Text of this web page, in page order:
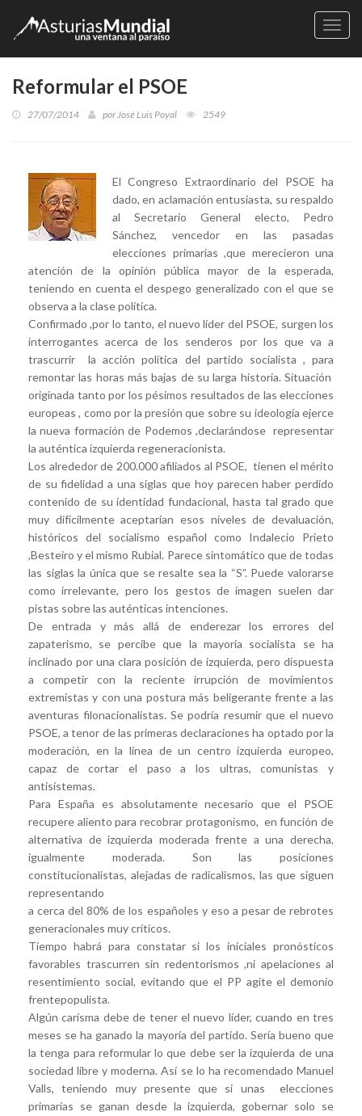
Reformular el PSOE
27/07/2014 porJosé Luis Poyal 2549
El Congreso Extraordinario del PSOE ha
dado, en aclamación entusiasta, su respaldo
al Secretario General electo, Pedro
Sánchez, vencedor en las pasadas
elecciones primarias ,que merecieron una
atención de la opinión pública mayor de la esperada,
teniendo en cuenta el despego generalizado con el que se
observa a la clase política.
Confirmado ,por lo tanto, el nuevo líder del PSOE, surgen los
interrogantes acerca de los senderos por los que va a
trascurrir la acción política del partido socialista , para
remontar las horas más bajas de su larga historia. Situación
originada tanto por los pésimos resultados de las elecciones
europeas , como por la presión que sobre su ideología ejerce
la nueva formación de Podemos ,declarándose representar
la auténtica izquierda regeneracionista.
Los alrededor de 200.000 afiliados al PSOE, tienen el mérito
de su fidelidad a una siglas que hoy parecen haber perdido
contenido de su identidad fundacional, hasta tal grado que
muy difícilmente aceptarían esos niveles de devaluación,
históricos del socialismo español como Indalecio Prieto
,Besteiro y el mismo Rubial. Parece sintomático que de todas
las siglas la única que se resalte sea la “S”. Puede valorarse
como irrelevante, pero los gestos de imagen suelen dar
pistas sobre las auténticas intenciones.
De entrada y más allá de enderezar los errores del
zapaterismo, se percibe que la mayoría socialista se ha
inclinado por una clara posición de izquierda, pero dispuesta
a competir con la reciente irrupción de movimientos
extremistas y con una postura más beligerante frente a las
aventuras filonacionalistas. Se podría resumir que el nuevo
PSOE, a tenor de las primeras declaraciones ha optado por la
moderación, en la línea de un centro izquierda europeo,
capaz de cortar el paso a los ultras, comunistas y
antisistemas.
Para España es absolutamente necesario que el PSOE
recupere aliento para recobrar protagonismo, en función de
alternativa de izquierda moderada frente a una derecha,
igualmente moderada. Son las posiciones
constitucionalistas, alejadas de radicalismos, las que siguen
representando
a cerca del 80% de los españoles y eso a pesar de rebrotes
generacionales muy críticos.
Tiempo habrá para constatar si los iniciales pronósticos
favorables trascurren sin redentorismos ,ni apelaciones al
resentimiento social, evitando que el PP agite el demonio
frentepopulista.
Algún carisma debe de tener el nuevo líder, cuando en tres
meses se ha ganado la mayoría del partido. Sería bueno que
la tenga para reformular lo que debe ser la izquierda de una
sociedad libre y moderna. Así se lo ha recomendado Manuel
Valls, teniendo muy presente que si unas elecciones
primarias se ganan desde la izquierda, gobernar solo se